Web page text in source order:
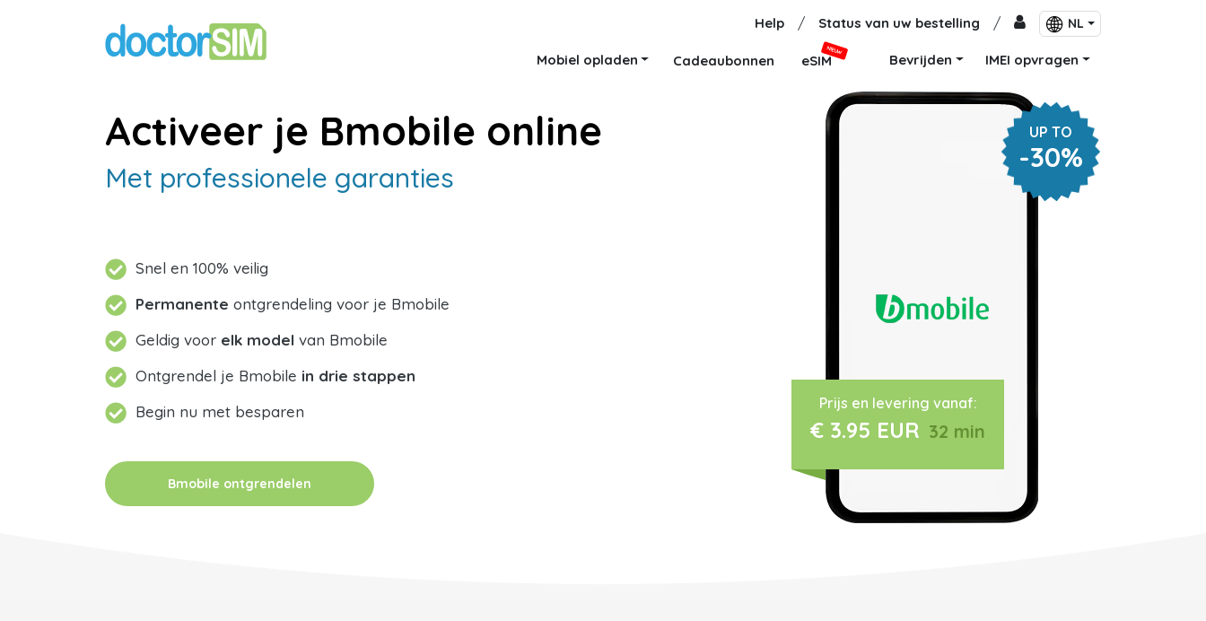
Help / Status van uw bestelling / NL
Mobiel opladen Cadeaubonnen eSIM
NIEUW
Bevrijden IMEI opvragen
UP TO
-30%
Prijs en levering vanaf:
€ 3.95 EUR 32 min
Activeer je Bmobile online
Met professionele garanties
Snel en 100% veilig
Permanente ontgrendeling voor je Bmobile
Geldig voor elk model van Bmobile
Ontgrendel je Bmobile in drie stappen
Begin nu met besparen
Bmobile ontgrendelen